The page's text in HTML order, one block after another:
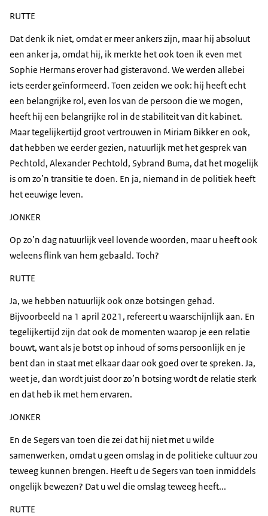
RUTTE
Dat denk ik niet, omdat er meer ankers zijn, maar hij absoluut
een anker ja, omdat hij, ik merkte het ook toen ik even met
Sophie Hermans erover had gisteravond. We werden allebei
iets eerder geïnformeerd. Toen zeiden we ook: hij heeft echt
een belangrijke rol, even los van de persoon die we mogen,
heeft hij een belangrijke rol in de stabiliteit van dit kabinet.
Maar tegelijkertijd groot vertrouwen in Miriam Bikker en ook,
dat hebben we eerder gezien, natuurlijk met het gesprek van
Pechtold, Alexander Pechtold, Sybrand Buma, dat het mogelijk
is om zo’n transitie te doen. En ja, niemand in de politiek heeft
het eeuwige leven.
JONKER
Op zo’n dag natuurlijk veel lovende woorden, maar u heeft ook
weleens flink van hem gebaald. Toch?
RUTTE
Ja, we hebben natuurlijk ook onze botsingen gehad.
Bijvoorbeeld na 1 april 2021, refereert u waarschijnlijk aan. En
tegelijkertijd zijn dat ook de momenten waarop je een relatie
bouwt, want als je botst op inhoud of soms persoonlijk en je
bent dan in staat met elkaar daar ook goed over te spreken. Ja,
weet je, dan wordt juist door zo’n botsing wordt de relatie sterk
en dat heb ik met hem ervaren.
JONKER
En de Segers van toen die zei dat hij niet met u wilde
samenwerken, omdat u geen omslag in de politieke cultuur zou
teweeg kunnen brengen. Heeft u de Segers van toen inmiddels
ongelijk bewezen? Dat u wel die omslag teweeg heeft...
RUTTE